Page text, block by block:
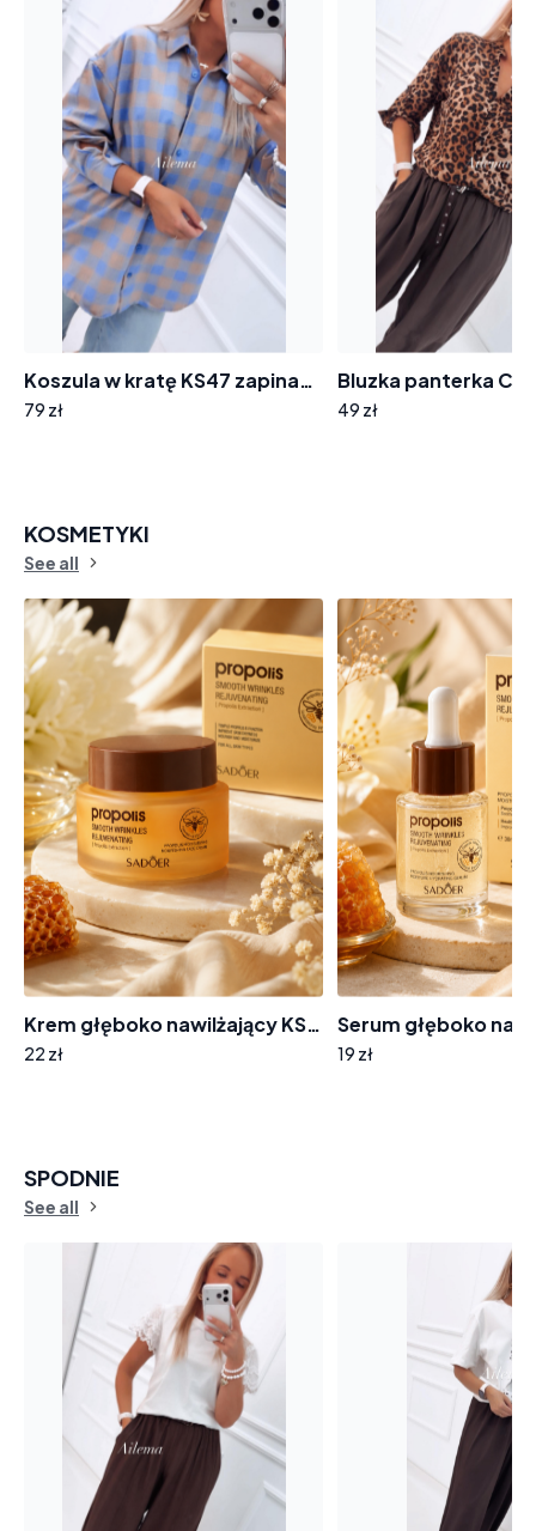
Koszula w kratę KS47 zapinana na guziki , długi rękaw błękitna w beżową kratę
79 zł 49 zł
KOSMETYKI
See all
Krem głęboko nawilżający KS985 propolis
22 zł 19 zł
SPODNIE
See all